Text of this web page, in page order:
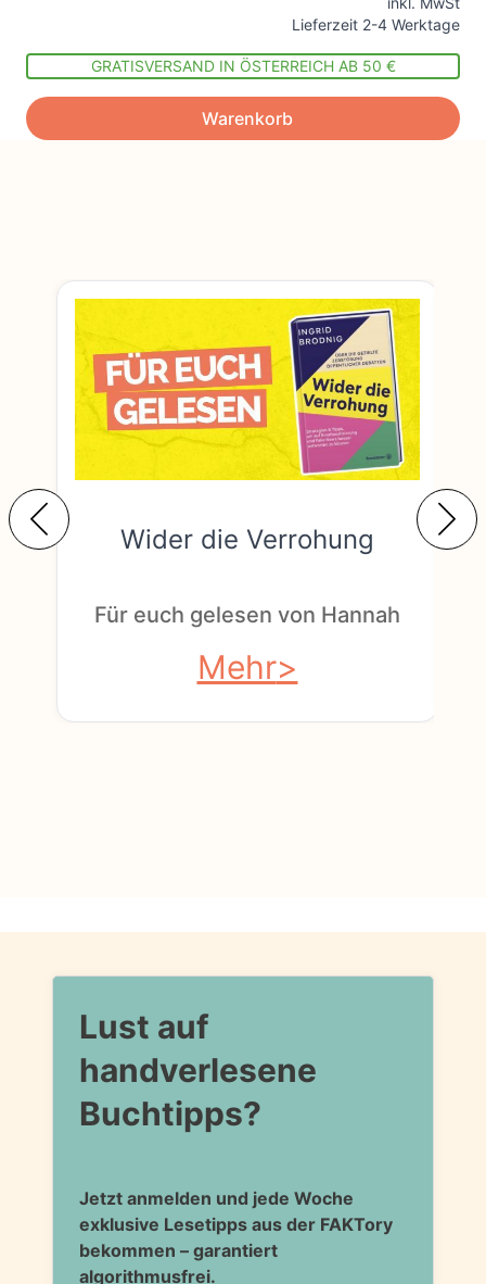
Lieferzeit 2-4 Werktage
GRATISVERSAND IN ÖSTERREICH AB 50 €
Warenkorb
Wider die Verrohung
Für euch gelesen von Hannah
Mehr
Lust auf
handverlesene
Buchtipps?